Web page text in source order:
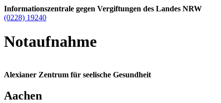
Informationszentrale gegen Vergiftungen des Landes NRW
(0228) 19240
Notaufnahme
Alexianer Zentrum für seelische Gesundheit
Aachen